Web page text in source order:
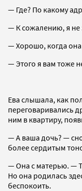
— Где? По какому
— К сожалению, я не
— Хорошо, когда она
— Этого я вам тоже
Ева слышала, как
переговаривались
ним в квартиру,
— А ваша дочь? —
более сердитым
— Она с матерью. —
Но она родилась
беспокоить.